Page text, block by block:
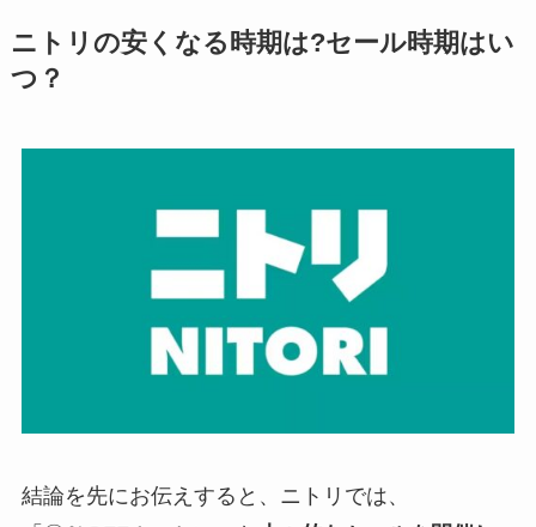
ニトリの安くなる時期は?セール時期はい
つ？
結論を先にお伝えすると、ニトリでは、